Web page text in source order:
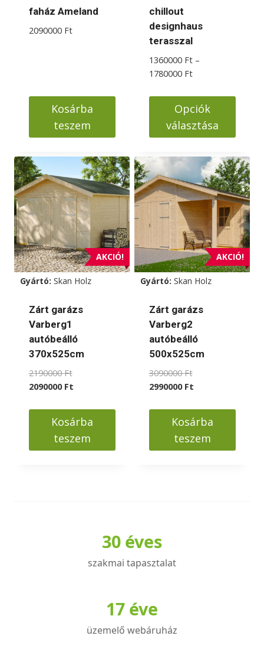
ki ki
faház Ameland
2090000 Ft
Kosárba
teszem
chillout
designhaus
terasszal
1360000 Ft –
1780000 FtÁrtartomány:
-
1780000 Ft
Opciók
választása
a
terméknek
több
variációja
van.
A
változatok
a
termékoldalon
választhatók
ki
AKCIÓ!
Gyártó: Skan Holz
Zárt garázs
Varberg1
autóbeálló
370x525cm
2190000FtOriginal
price
2190000 Ft.
2090000 FtCurrent
is:
2090000 Ft.
Kosárba
teszem
AKCIÓ!
Gyártó: Skan Holz
Zárt garázs
Varberg2
autóbeálló
500x525cm
3090000FtOriginal
price
3090000 Ft.
2990000 FtCurrent
is:
2990000 Ft.
Kosárba
teszem
30 éves
szakmai tapasztalat
17 éve
üzemelő webáruház